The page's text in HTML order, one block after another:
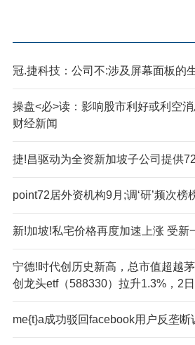
冠.捷科技：公司不:涉及屏幕面板的
操盘<必>读：影响股市利好或利空消
财经新闻
捷!昌驱动为全资新加坡子公司提供
point72居外资机构9月;调‘研’频次榜
新!加坡!私宅价格再度加速上涨 受新
宁德!时代创历史新高，总市值超越
创龙头etf（588330）拉升1.3%，2
me{t}a成功驳回facebook用户反垄断